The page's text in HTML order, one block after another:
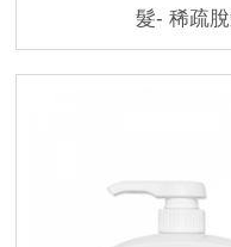
髮- 稀疏